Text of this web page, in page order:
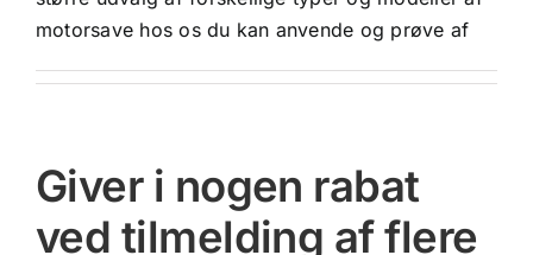
motorsave hos os du kan anvende og prøve af
Giver i nogen rabat
ved tilmelding af flere